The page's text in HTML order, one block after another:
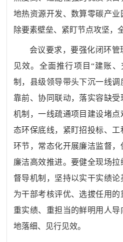
地热资源开发、数算零碳产
除要素壁垒、紧盯节点攻坚，
会议要求，要强化闭环
见效。全面推行项目 “建账
制，县级领导带头下沉一线
靠前、协同联动，落实容缺
机制，一线疏通项目建设堵
态环保底线，紧盯招投标、
环节，常态化开展廉洁监督，
廉洁高效推进。要健全现场
督导机制，坚持以实干实绩
为干部考核评优、选拔任用的
重实绩、重担当的鲜明用人
地落细、见行见效。